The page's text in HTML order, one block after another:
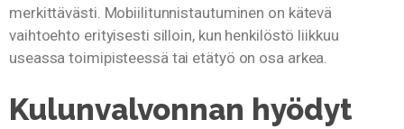
merkittävästi. Mobiilitunnistautuminen on kätevä
vaihtoehto erityisesti silloin, kun henkilöstö liikkuu
useassa toimipisteessä tai etätyö on osa arkea.
Kulunvalvonnan hyödyt